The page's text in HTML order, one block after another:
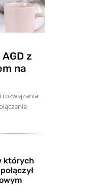
z
na
rozwiązania
których